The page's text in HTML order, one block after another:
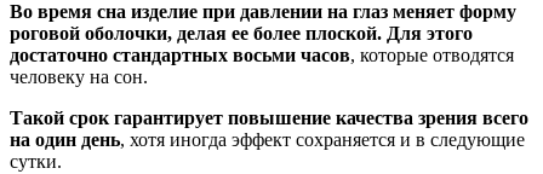
Во время сна изделие при давлении на глаз меняет форму
роговой оболочки, делая ее более плоской. Для этого
достаточно стандартных восьми часов, которые отводятся
человеку на сон.
Такой срок гарантирует повышение качества зрения всего
на один день, хотя иногда эффект сохраняется и в следующие
сутки.